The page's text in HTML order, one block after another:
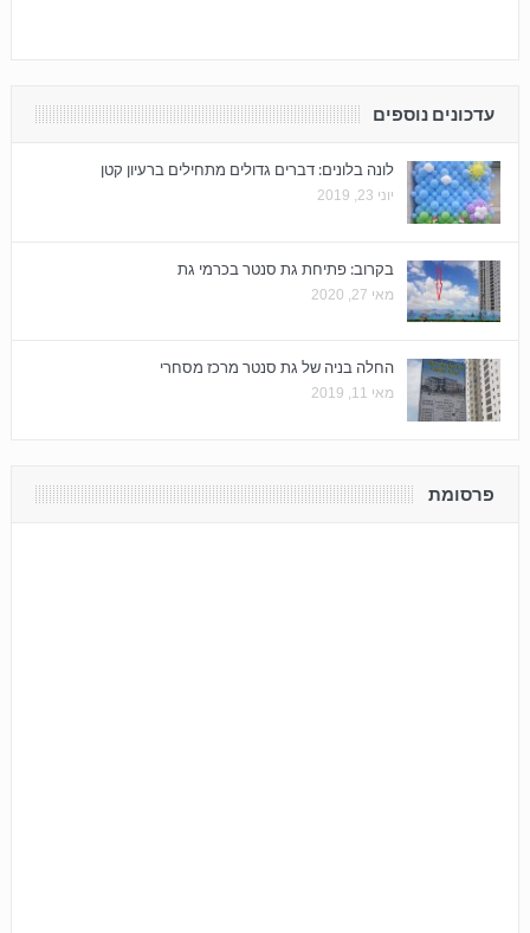
עדכונים נוספים
לונה בלונים: דברים גדולים מתחילים ברעיון קטן
יוני 23, 2019
בקרוב: פתיחת גת סנטר בכרמי גת
מאי 27, 2020
החלה בניה של גת סנטר מרכז מסחרי
מאי 11, 2019
פרסומת